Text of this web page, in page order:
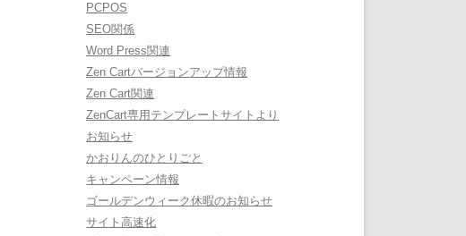
PCPOS
SEO関係
Word Press関連
Zen Cartバージョンアップ情報
Zen Cart関連
ZenCart専用テンプレートサイトより
お知らせ
かおりんのひとりごと
キャンペーン情報
ゴールデンウィーク休暇のお知らせ
サイト高速化